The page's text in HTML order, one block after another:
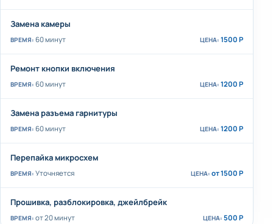
Замена камеры
60 минут 1500 Р
Ремонт кнопки включения
60 минут 1200 Р
Замена разъема гарнитуры
60 минут 1200 Р
Перепайка микросхем
Уточняется от 1500 Р
Прошивка, разблокировка, джейлбрейк
от 20 минут 500 Р